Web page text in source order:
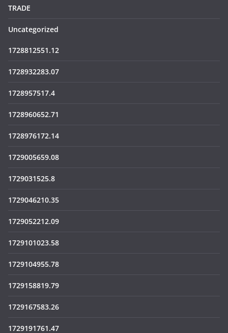
TRADE
Uncategorized
1728812551.12
1728932283.07
1728957517.4
1728960652.71
1728976172.14
1729005659.08
1729031525.8
1729046210.35
1729052212.09
1729101023.58
1729104955.78
1729158819.79
1729167583.26
1729191761.47